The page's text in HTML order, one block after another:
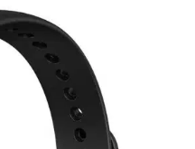
aos meus
desejos